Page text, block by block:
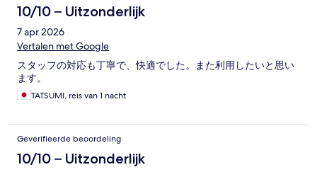
10/10 – Uitzonderlijk
7 apr 2026
Vertalen met Google
スタッフの対応も丁寧で、快適でした。また利用したいと思い
ます。
TATSUMI, reis van 1 nacht
Geverifieerde beoordeling
10/10 – Uitzonderlijk